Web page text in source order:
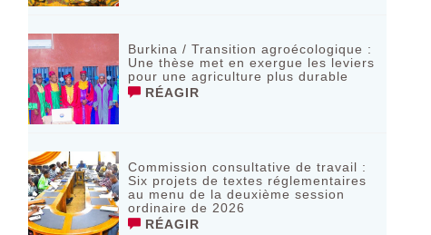
Burkina / Transition agroécologique :
Une thèse met en exergue les leviers
pour une agriculture plus durable
RÉAGIR
Commission consultative de travail :
Six projets de textes réglementaires
au menu de la deuxième session
ordinaire de 2026
RÉAGIR